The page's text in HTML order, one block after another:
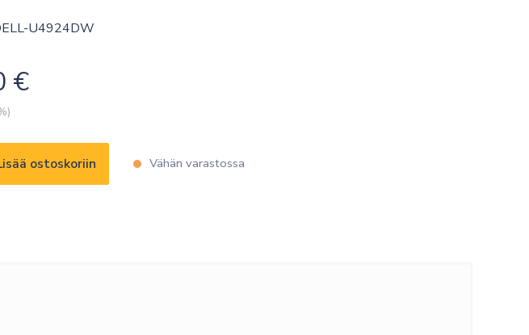
U4924DW
€
Vähän varastossa
ostoskoriin